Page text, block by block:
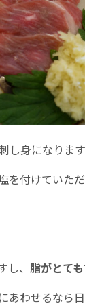
し身になります
付けていただ
、 脂がとても
あわせるなら